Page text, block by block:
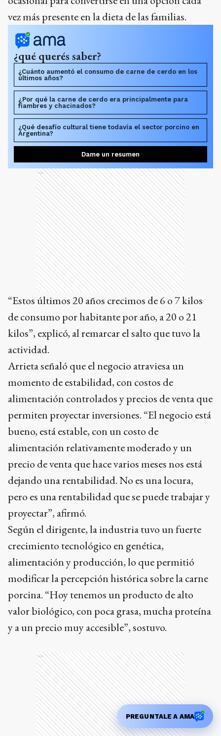
vez más presente en la dieta de las familias.
¿qué querés saber?
¿Cuánto aumentó el consumo de carne de cerdo en los
últimos años?
¿Por qué la carne de cerdo era principalmente para
fiambres y chacinados?
¿Qué desafío cultural tiene todavía el sector porcino en
Argentina?
Dame un resumen
Ads
“Estos últimos 20 años crecimos de 6 o 7 kilos
de consumo por habitante por año, a 20 o 21
kilos”, explicó, al remarcar el salto que tuvo la
actividad.
Arrieta señaló que el negocio atraviesa un
momento de estabilidad, con costos de
alimentación controlados y precios de venta que
permiten proyectar inversiones. “El negocio está
bueno, está estable, con un costo de
alimentación relativamente moderado y un
precio de venta que hace varios meses nos está
dejando una rentabilidad. No es una locura,
pero es una rentabilidad que se puede trabajar y
proyectar”, afirmó.
Según el dirigente, la industria tuvo un fuerte
crecimiento tecnológico en genética,
alimentación y producción, lo que permitió
modificar la percepción histórica sobre la carne
porcina. “Hoy tenemos un producto de alto
valor biológico, con poca grasa, mucha proteína
y a un precio muy accesible”, sostuvo.
Ads
PREGUNTALE A AMA